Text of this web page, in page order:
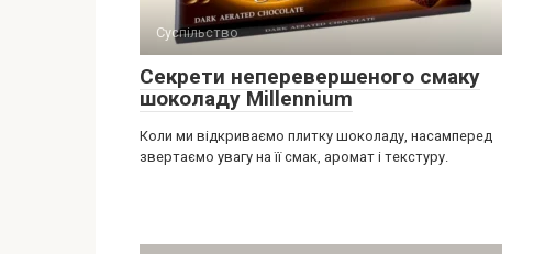
Суспільство
Секрети неперевершеного смаку
шоколаду Millennium
Коли ми відкриваємо плитку шоколаду, насамперед
звертаємо увагу на її смак, аромат і текстуру.